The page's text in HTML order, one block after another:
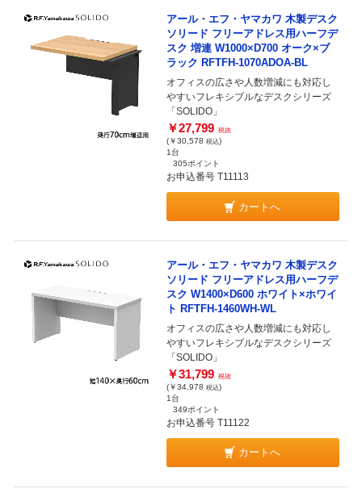
アール・エフ・ヤマカワ 木製デスク
ソリード フリーアドレス用ハーフデ
スク 増連 W1000×D700 オーク×ブ
ラック RFTFH-1070ADOA-BL
オフィスの広さや人数増減にも対応し
やすいフレキシブルなデスクシリーズ
「SOLIDO」
￥27,799 税抜
(￥30,578 税込)
1台
305ポイント
お申込番号 T11113
カートへ
アール・エフ・ヤマカワ 木製デスク
ソリード フリーアドレス用ハーフデ
スク W1400×D600 ホワイト×ホワイ
ト RFTFH-1460WH-WL
オフィスの広さや人数増減にも対応し
やすいフレキシブルなデスクシリーズ
「SOLIDO」
￥31,799 税抜
(￥34,978 税込)
1台
349ポイント
お申込番号 T11122
カートへ